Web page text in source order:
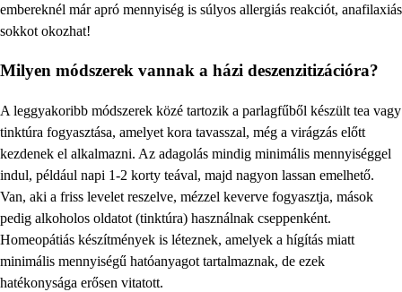
embereknél már apró mennyiség is súlyos allergiás reakciót, anafilaxiás
sokkot okozhat!
Milyen módszerek vannak a házi deszenzitizációra?
A leggyakoribb módszerek közé tartozik a parlagfűből készült tea vagy
tinktúra fogyasztása, amelyet kora tavasszal, még a virágzás előtt
kezdenek el alkalmazni. Az adagolás mindig minimális mennyiséggel
indul, például napi 1-2 korty teával, majd nagyon lassan emelhető.
Van, aki a friss levelet reszelve, mézzel keverve fogyasztja, mások
pedig alkoholos oldatot (tinktúra) használnak cseppenként.
Homeopátiás készítmények is léteznek, amelyek a hígítás miatt
minimális mennyiségű hatóanyagot tartalmaznak, de ezek
hatékonysága erősen vitatott.